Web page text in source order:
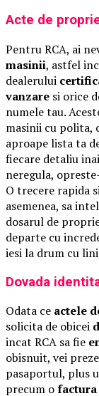
Acte de
Pentru RCA, ai
masinii, astfel
dealerului
vanzare si orice
numele tau.
masinii cu polita,
aproape lista ta
fiecare detaliu
neregula,
O trecere rapida
asemenea, sa
dosarul de
departe cu
iesi la drum cu
Dovada
Odata ce actele
solicita de obicei
incat RCA sa fie
obisnuit, vei
pasaportul, plus
precum o